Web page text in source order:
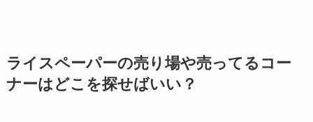
ライスペーパーの売り場や売ってるコー
ナーはどこを探せばいい？